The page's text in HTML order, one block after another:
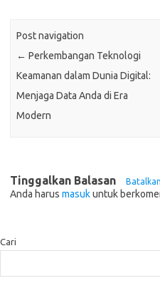
Post navigation
← Perkembangan Teknologi
Keamanan dalam Dunia Digital:
Menjaga Data Anda di Era
Modern
Tinggalkan Balasan
Anda harus masukuntuk
Cari